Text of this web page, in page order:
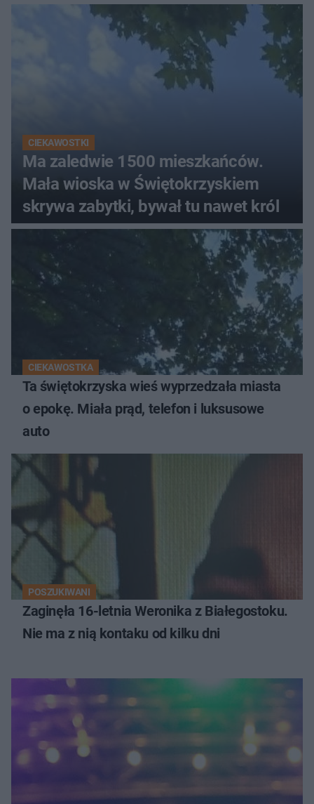
CIEKAWOSTKI
Ma zaledwie 1500 mieszkańców.
Mała wioska w Świętokrzyskiem
skrywa zabytki, bywał tu nawet król
CIEKAWOSTKA
Ta świętokrzyska wieś wyprzedzała miasta
o epokę. Miała prąd, telefon i luksusowe
auto
POSZUKIWANI
Zaginęła 16-letnia Weronika z Białegostoku.
Nie ma z nią kontaku od kilku dni